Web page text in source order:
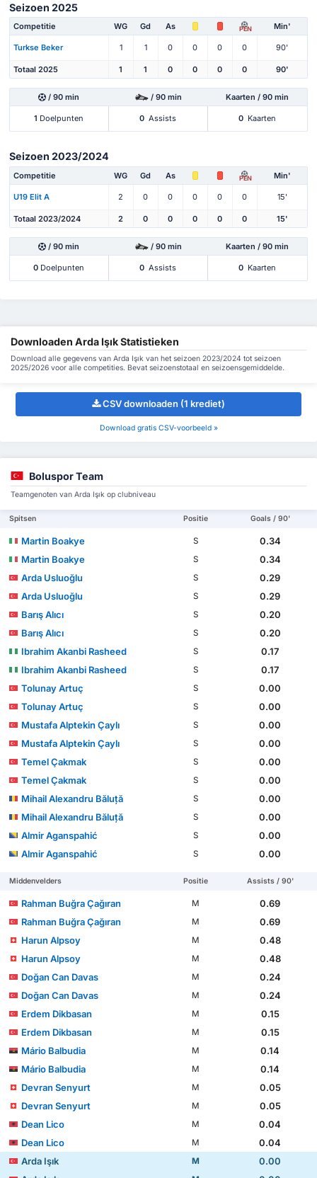
Seizoen 2025
Competitie WG Gd As PEN Min'
Turkse Beker 1 1 0 0 0 0 90'
Totaal 2025 1 1 0 0 0 0 90'
/ 90 min / 90 min Kaarten / 90 min
1 Doelpunten 0 Assists 0 Kaarten
Seizoen 2023/2024
Competitie WG Gd As PEN Min'
U19 Elit A 2 0 0 0 0 0 15'
Totaal 2023/2024 2 0 0 0 0 0 15'
/ 90 min / 90 min Kaarten / 90 min
0 Doelpunten 0 Assists 0 Kaarten
Downloaden Arda Işık Statistieken
Download alle gegevens van Arda Işık van het seizoen 2023/2024 tot seizoen
2025/2026 voor alle competities. Bevat seizoenstotaal en seizoensgemiddelde.
CSV downloaden (1 krediet)
Download gratis CSV-voorbeeld »
Boluspor Team
Teamgenoten van Arda Işık op clubniveau
Spitsen Positie Goals / 90'
Martin Boakye S
0.34
Martin Boakye
S
0.34
Arda Usluoğlu
S
0.29
Arda Usluoğlu
S
0.29
Barış Alıcı
S
0.20
Barış Alıcı
S
0.20
Ibrahim Akanbi Rasheed
S
0.17
Ibrahim Akanbi Rasheed
S
0.17
Tolunay Artuç
S
0.00
Tolunay Artuç
S
0.00
Mustafa Alptekin Çaylı
S
0.00
Mustafa Alptekin Çaylı
S
0.00
Temel Çakmak
S
0.00
Temel Çakmak
S
0.00
Mihail Alexandru Băluță
S
0.00
Mihail Alexandru Băluță
S
0.00
Almir Aganspahić
S
0.00
Almir Aganspahić
S 0.00
Middenvelders Positie Assists / 90'
Rahman Buğra Çağıran M
0.69
Rahman Buğra Çağıran
M
0.69
Harun Alpsoy
M
0.48
Harun Alpsoy
M
0.48
Doğan Can Davas
M
0.24
Doğan Can Davas
M
0.24
Erdem Dikbasan
M
0.15
Erdem Dikbasan
M
0.15
Mário Balbudia
M
0.14
Mário Balbudia
M
0.14
Devran Senyurt
M
0.05
Devran Senyurt
M
0.05
Dean Lico
M
0.04
Dean Lico
M
0.04
Arda Işık
M
0.00